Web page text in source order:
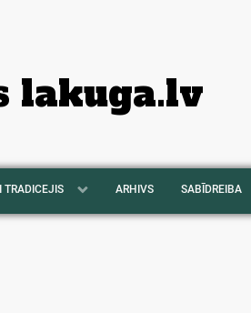
lakuga.lv
TRADICEJIS ARHIVS SABĪDREIBA